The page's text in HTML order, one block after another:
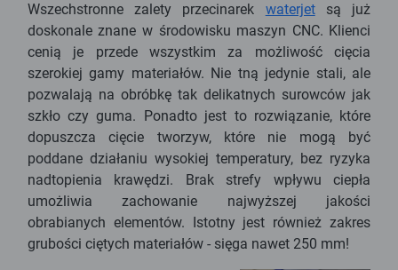
Wszechstronne zalety przecinarek waterjetsą już
doskonale znane w środowisku maszyn CNC. Klienci
cenią je przede wszystkim za możliwość cięcia
szerokiej gamy materiałów. Nie tną jedynie stali, ale
pozwalają na obróbkę tak delikatnych surowców jak
szkło czy guma. Ponadto jest to rozwiązanie, które
dopuszcza cięcie tworzyw, które nie mogą być
poddane działaniu wysokiej temperatury, bez ryzyka
nadtopienia krawędzi. Brak strefy wpływu ciepła
umożliwia zachowanie najwyższej jakości
obrabianych elementów. Istotny jest również zakres
grubości ciętych materiałów - sięga nawet 250 mm!